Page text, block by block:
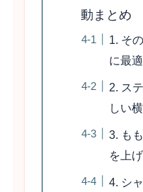
動まとめ
1. そ
に最適
2. ス
しい
3. も
を上
4. シ